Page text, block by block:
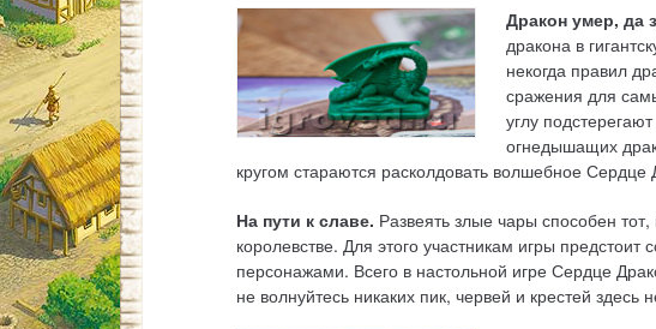
Дракон умер, да
дракона в
некогда правил
сражения для
углу
огнедышащих
кругом стараются расколдовать волшебное
На пути к славе. Развеять злые чары способен
королевстве. Для этого участникам игры
персонажами. Всего в настольной игре Сердце
не волнуйтесь никаких пик, червей и крестей